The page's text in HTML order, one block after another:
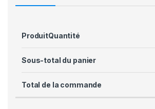
ProduitQuantité
Sous-total du panier
Total de la commande